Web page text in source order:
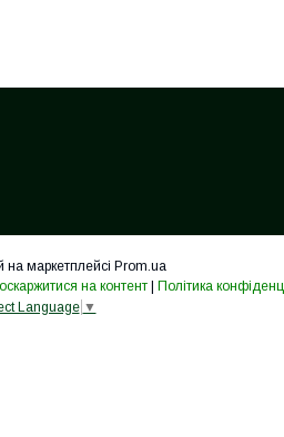
на маркетплейсі Prom.ua
на контент
Політика
Language ▼